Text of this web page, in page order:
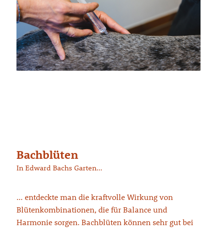
Bachblüten
In Edward Bachs Garten…
… entdeckte man die kraftvolle Wirkung von
Blütenkombinationen, die für Balance und
Harmonie sorgen. Bachblüten können sehr gut bei